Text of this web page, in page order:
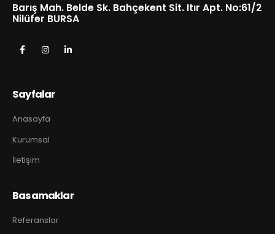
Barış Mah. Belde Sk. Bahçekent Sit. Itır Apt. No:61/2
Nilüfer BURSA
Sayfalar
Anasayfa
Kurumsal
İletişim
Basamaklar
Referanslar